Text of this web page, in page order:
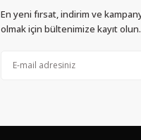
En yeni fırsat, indirim ve
olmak için bültenimize kayıt olun.